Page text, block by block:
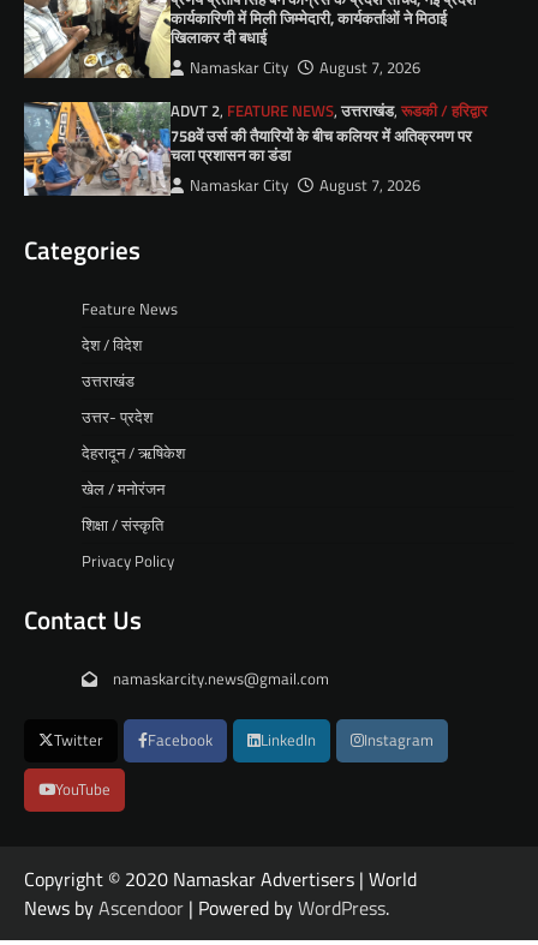
कार्यकारिणी में मिली जिम्मेदारी, कार्यकर्ताओं ने मिठाई
खिलाकर दी बधाई
Namaskar City
August 7, 2026
ADVT 2, FEATURE NEWS,उत्तराखंड,रूडकी / हरिद्वार
758वें उर्स की तैयारियों के बीच कलियर में अतिक्रमण पर
चला प्रशासन का डंडा
Namaskar City August 7, 2026
Categories
Feature News
देश / विदेश
उत्तराखंड
उत्तर- प्रदेश
देहरादून / ऋषिकेश
खेल / मनोरंजन
शिक्षा / संस्कृति
Privacy Policy
Contact Us
namaskarcity.news@gmail.com
Twitter Facebook LinkedIn Instagram
YouTube
Copyright © 2020 Namaskar Advertisers | World
News byAscendoor | Powered byWordPress.